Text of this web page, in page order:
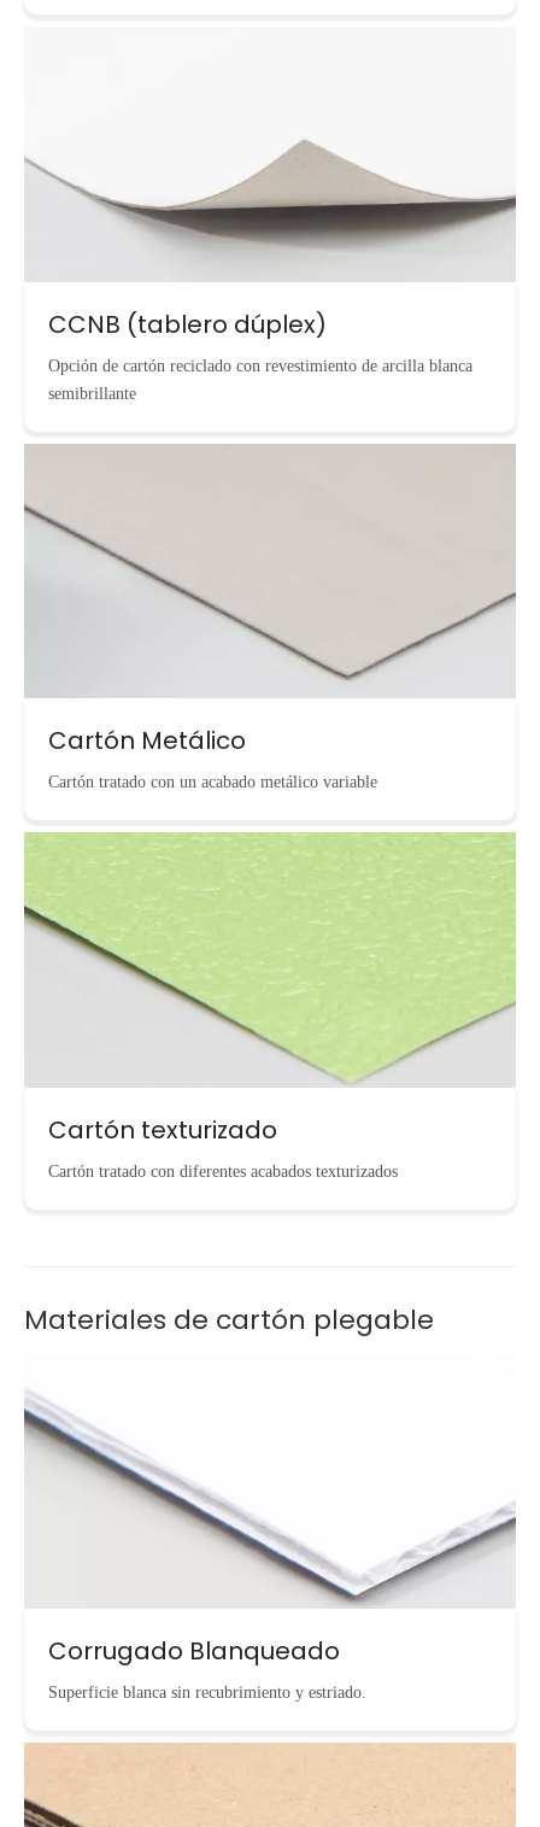
CCNB (tablero dúplex)
Opción de cartón reciclado con revestimiento de arcilla blanca
semibrillante
Cartón Metálico
Cartón tratado con un acabado metálico variable
Cartón texturizado
Cartón tratado con diferentes acabados texturizados
Materiales de cartón plegable
Corrugado Blanqueado
Superficie blanca sin recubrimiento y estriado.